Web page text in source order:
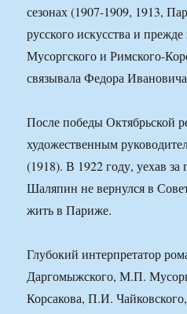
сезонах (1907-1909, 1913,
русского искусства и прежде
Мусоргского и Римского-
связывала Федора
После победы Октябрьской
художественным
(1918). В 1922 году, уехав за
Шаляпин не вернулся в
жить в Париже.
Глубокий интерпретатор
Даргомыжского, М.П.
Корсакова, П.И.